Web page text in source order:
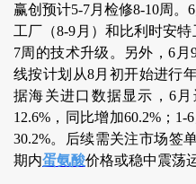
赢创预计5-7月检修8-10周
工厂（8-9月）和比利时安
7周的技术升级。另外，6
线按计划从8月初开始进行
据海关进口数据显示，6
12.6%，同比增加60.2%；
30.2%。后续需关注市场签
期内蛋氨酸价格或稳中震荡